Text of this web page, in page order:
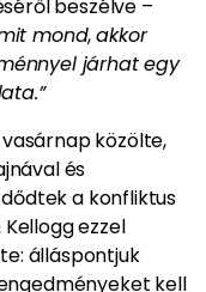
beszélve –
mond,akkor
járhat egy
közölte,
és
a konfliktus
ezzel
álláspontjuk
kell